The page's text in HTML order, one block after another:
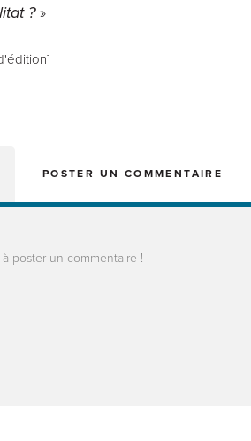
?»
POSTER UN COMMENTAIRE
poster un commentaire !